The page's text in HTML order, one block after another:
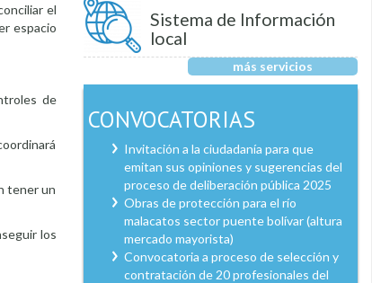
el
espacio
de
tener un
los
Sistema de Información
local
más servicios
CONVOCATORIAS
Invitación a la ciudadanía para que
emitan sus opiniones y sugerencias del
proceso de deliberación pública 2025
Obras de protección para el río
malacatos sector puente bolívar (altura
mercado mayorista)
Convocatoria a proceso de selección y
contratación de 20 profesionales del